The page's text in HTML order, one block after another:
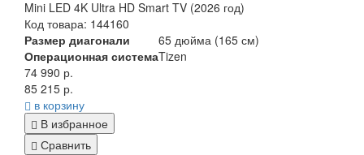
Mini LED 4K Ultra HD Smart TV (2026 год)
Код товара: 144160
Размер диагонали
65 дюйма (165 см)
Операционная системаTizen
74 990 р.
85 215 р.
в корзину
В избранное
Сравнить